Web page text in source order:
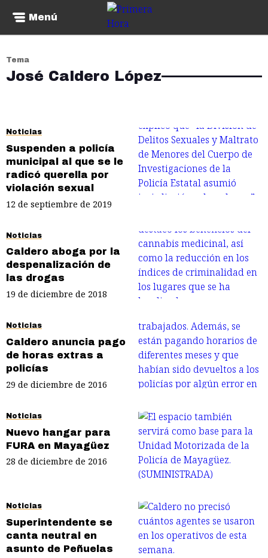
Menú
Tema
José Caldero López
Noticias
Suspenden a policía
municipal al que se le
radicó querella por
violación sexual
12 de septiembre de 2019
Noticias
Caldero aboga por la
despenalización de
las drogas
19 de diciembre de 2018
Noticias
Caldero anuncia pago
de horas extras a
policías
29 de diciembre de 2016
Noticias
Nuevo hangar para
FURA en Mayagüez
28 de diciembre de 2016
Noticias
Superintendente se
canta neutral en
asunto de Peñuelas